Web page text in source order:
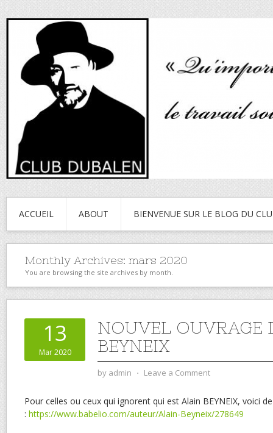
ACCUEIL ABOUT BIENVENUE SUR LE BLOG DU
Monthly Archives: mars 2020
You are browsing the site archives by month.
13
Mar 2020
NOUVEL OUVRAGE
BEYNEIX
by admin ⋅ Leave a Comment
Pour celles ou ceux qui ignorent qui est Alain BEYNEIX, voici
: https://www.babelio.com/auteur/Alain-Beyneix/278649